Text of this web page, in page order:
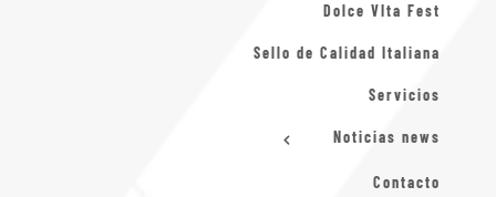
Dolce VIta Fest
Sello de Calidad Italiana
Servicios
Noticias news
Contacto